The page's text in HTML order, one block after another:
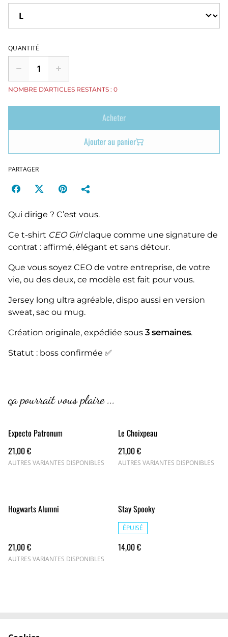
QUANTITÉ
NOMBRE D'ARTICLES RESTANTS : 0
Acheter
Ajouter au panier
PARTAGER
Qui dirige ? C’est vous.
Ce t-shirt CEO Girlclaque comme une signature de
contrat : affirmé, élégant et sans détour.
Que vous soyez CEO de votre entreprise, de votre
vie, ou des deux, ce modèle est fait pour vous.
Jersey long ultra agréable, dispo aussi en version
sweat, sac ou mug.
Création originale, expédiée sous 3 semaines.
Statut : boss confirmée ✅
ça pourrait vous plaire ...
Expecto Patronum
21,00 €
AUTRES VARIANTES DISPONIBLES
Le Choixpeau
21,00 €
AUTRES VARIANTES DISPONIBLES
Hogwarts Alumni
21,00 €
AUTRES VARIANTES DISPONIBLES
Stay Spooky
ÉPUISÉ
14,00 €